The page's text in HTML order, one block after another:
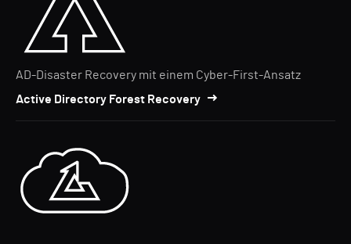
AD-Disaster Recovery mit einem Cyber-First-Ansatz
Active Directory Forest Recovery